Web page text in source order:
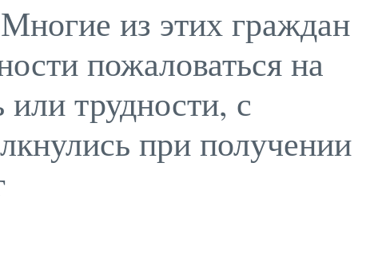
из этих граждан
пожаловаться на
или трудности, с
при получении